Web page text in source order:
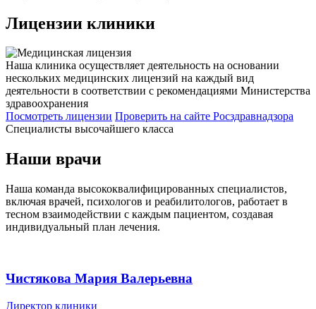
Лицензии клиники
Наша клиника осуществляет деятельность на основании
нескольких медицинских лицензий на каждый вид
деятельности в соответствии с рекомендациями Министерства
здравоохранения
Посмотреть лицензии Проверить на сайте Росздравнадзора
Специалисты высочайшего класса
Наши врачи
Наша команда высококвалифицированных специалистов,
включая врачей, психологов и реабилитологов, работает в
тесном взаимодействии с каждым пациентом, создавая
индивидуальный план лечения.
Чистякова Мария Валерьевна
Директор клиники